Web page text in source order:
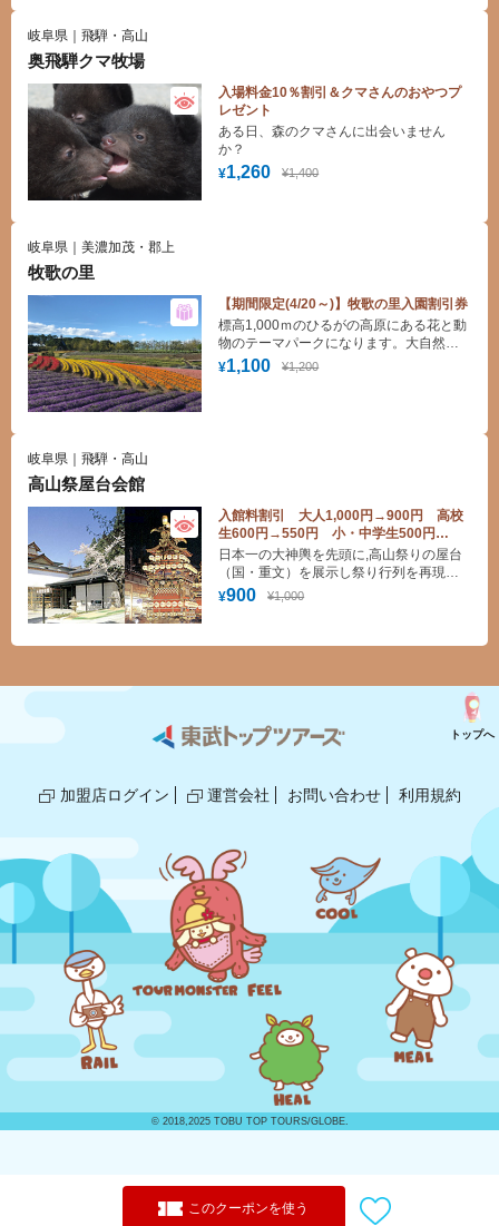
岐阜県｜飛騨・高山
奥飛騨クマ牧場
入場料金10％割引＆クマさんのおやつプ
レゼント
¥1,260 ¥1,400
ある日、森のクマさんに出会いません
か？
岐阜県｜美濃加茂・郡上
牧歌の里
【期間限定(4/20～)】牧歌の里入園割引券
¥1,100 ¥1,200
標高1,000ｍのひるがの高原にある花と動
物のテーマパークになります。大自然に
囲まれた園内では季節毎にお花畑が変化
していきます。春のチューリップ、夏の
岐阜県｜飛騨・高山
高山祭屋台会館
入館料割引 大人1,000円→900円 高校
生600円→550円 小・中学生500円
→450円
¥900 ¥1,000
日本一の大神輿を先頭に,高山祭りの屋台
（国・重文）を展示し祭り行列を再現し
ている。江戸時代の飛騨の匠の技が堪能
このクーポンを使う
加盟店ログイン 運営会社 お問い合わせ 利用規約
トップへ
© 2018,2025 TOBU TOP TOURS/GLOBE.